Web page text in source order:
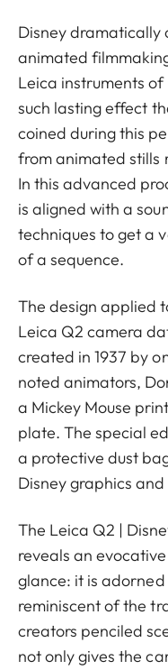
Disney dramatically
animated
Leica instruments
such lasting effect
coined during this
from animated stills
In this advanced
is aligned with a
techniques to get a
of a sequence.
The design applied
Leica Q2 camera
created in 1937 by
noted animators,
a Mickey Mouse
plate. The special
a protective dust
Disney graphics
The Leica Q2 |
reveals an
glance: it is
reminiscent of the
creators penciled
not only gives the